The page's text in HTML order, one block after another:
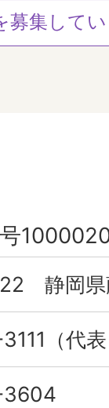
募集して
静岡県
（代